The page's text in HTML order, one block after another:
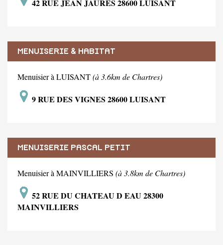
42 RUE JEAN JAURES 28600 LUISANT
MENUISERIE & HABITAT
Menuisier à LUISANT(à 3.6km de Chartres)
9 RUE DES VIGNES 28600 LUISANT
MENUISERIE PASCAL PETIT
Menuisier à MAINVILLIERS (à 3.8km de Chartres)
52 RUE DU CHATEAU D EAU 28300
MAINVILLIERS